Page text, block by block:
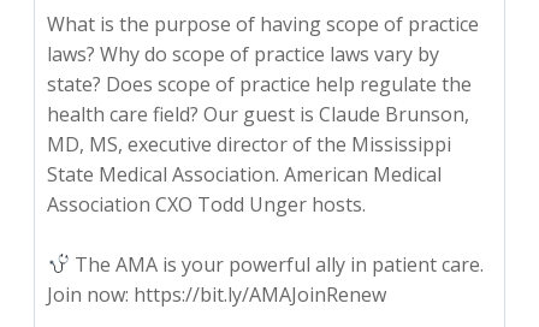
What is the purpose of having scope of practice
laws? Why do scope of practice laws vary by
state? Does scope of practice help regulate the
health care field? Our guest is Claude Brunson,
MD, MS, executive director of the Mississippi
State Medical Association. American Medical
Association CXO Todd Unger hosts.
The AMA is your powerful ally in patient care.
Join now: https://bit.ly/AMAJoinRenew